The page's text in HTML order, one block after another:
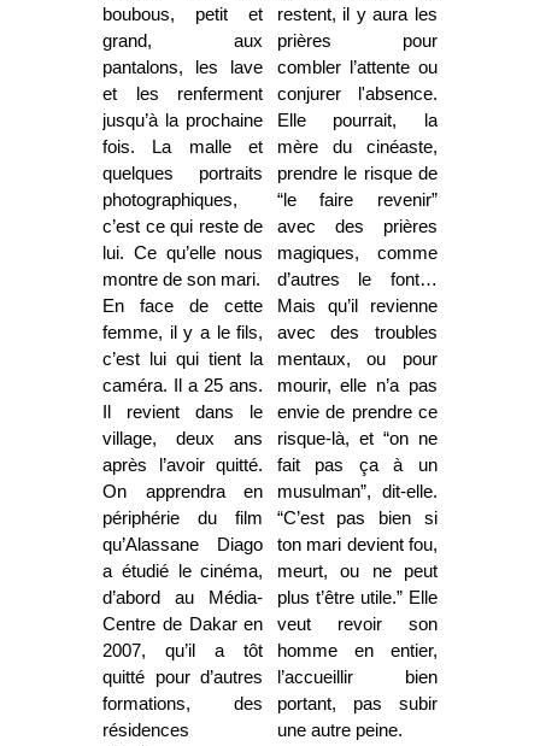
boubous, petit et
grand, aux
pantalons, les lave
et les renferment
jusqu’à la prochaine
fois. La malle et
quelques portraits
photographiques,
c’est ce qui reste de
lui. Ce qu’elle nous
montre de son mari.
En face de cette
femme, il y a le fils,
c’est lui qui tient la
caméra. Il a 25 ans.
Il revient dans le
village, deux ans
après l’avoir quitté.
On apprendra en
périphérie du film
qu’Alassane Diago
a étudié le cinéma,
d’abord au Média-
Centre de Dakar en
2007, qu’il a tôt
quitté pour d’autres
formations, des
résidences
restent, il y aura les
prières pour
combler l’attente ou
conjurer l'absence.
Elle pourrait, la
mère du cinéaste,
prendre le risque de
“le faire revenir”
avec des prières
magiques, comme
d’autres le font…
Mais qu’il revienne
avec des troubles
mentaux, ou pour
mourir, elle n’a pas
envie de prendre ce
risque-là, et “on ne
fait pas ça à un
musulman”, dit-elle.
“C’est pas bien si
ton mari devient fou,
meurt, ou ne peut
plus t’être utile.” Elle
veut revoir son
homme en entier,
l’accueillir bien
portant, pas subir
une autre peine.